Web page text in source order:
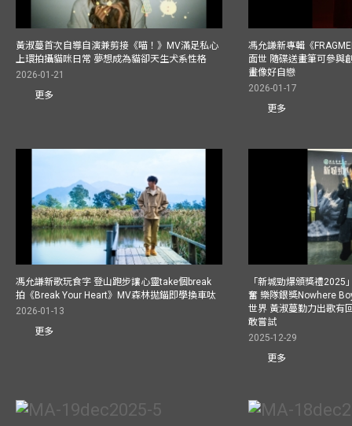
黃淑蔓首次自導自演兼剪接《喵！》MV滿足私心
上環拍攝貓咪日常 夢想成為貓卻天生犬系性格
2026-01-21
更多
馮允謙新專輯《
面世 隨碟送畫筆可參與
畫像好自戀
2026-01-17
更多
馮允謙新歌玩食字 登山跑步讓心靈take個break
拍《Break Your Heart》MV森林拋錨即學換車呔
2026-01-13
更多
「新城勁爆頒獎禮2025
奮 樂隊銀獎Nowhere
世界 黃淑蔓勤力出歌有
敢嘗試
2025-12-29
更多